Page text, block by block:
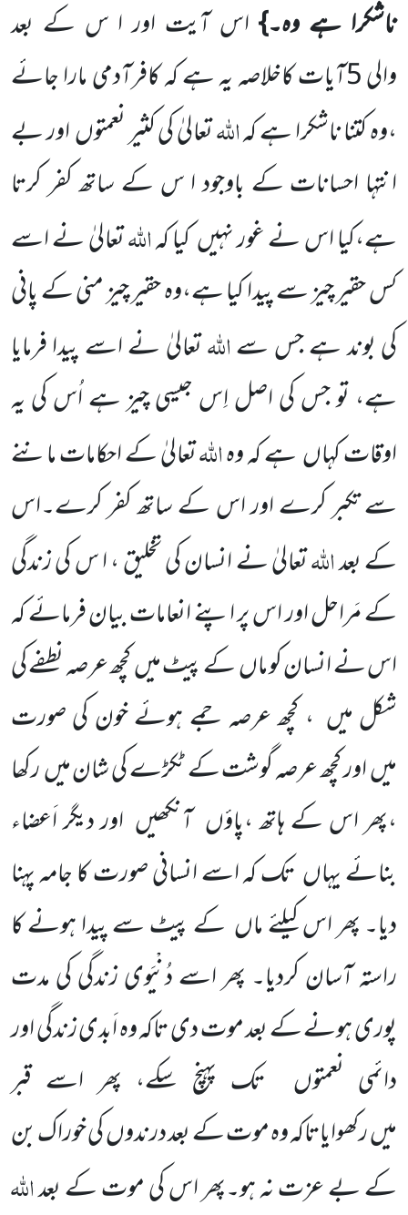
ناشکرا ہے وہ۔} اس آیت اور ا س کے بعد
والی5آیات کاخلاصہ یہ ہے کہ کافرآدمی مارا جائے
،وہ کتنا ناشکرا ہے کہاللّٰہتعالیٰ کی کثیر نعمتوںاور بے
انتہا احسانات کے باوجود ا س کے ساتھکفر کرتا
ہے،کیا اس نے غور نہیںکیا کہاللّٰہتعالیٰ نے اسے
کس حقیر چیز سے پیدا کیا ہے،وہحقیر چیز منی کے پانی
کی بوندہے جس سےاللّٰہتعالیٰ نے اسے پیدا فرمایا
ہے، تو جس کی اصل اِس جیسی چیز ہے اُس کی یہ
اوقات کہاںہے کہ وہاللّٰہتعالیٰ کے احکامات ماننے
سے تکبر کرے اور اس کے ساتھ کفر کرے۔اس
کے بعداللّٰہتعالیٰ نے انسان کی تخلیق ، ا س کی زندگی
کے مَراحل اور اس پر اپنے انعامات بیان فرمائے کہ
اس نے انسان کو ماںکے پیٹ میںکچھ عرصہ نطفے کی
شکل میں ، کچھ عرصہ جمے ہوئے خون کی صورت
میںاور کچھ عرصہ گوشت کے ٹکڑے کی شان میںرکھا
،پھر اس کے ہاتھ ،پاؤں آنکھیں اور دیگر اَعضاء
بنائے یہاںتک کہ اسے انسانی صورت کا جامہ پہنا
دیا۔ پھر اس کیلئے ماں کے پیٹ سے پیدا ہونے کا
راستہ آسان کردیا۔ پھر اسے دُنْیَوی زندگی کی مدت
پوری ہونے کے بعد موت دی تاکہ وہ اَبدی زندگی اور
دائمی نعمتوں
تک پہنچ سکے، پھر اسے قبر
میںرکھوایاتاکہ وہ موت کے بعد درندوںکی خوراک بن
کے بے عزت نہ ہو۔پھر اسکی موت کے بعداللّٰہ